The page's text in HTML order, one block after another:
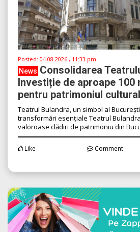
Posted: 04.08.2026 , 11:33 pm
News Consolidarea
Investiție de aproape 100
pentru patrimoniul
Teatrul Bulandra, un simbol al
transformări esențiale Teatrul
valoroase clădiri de patrimoniu din
Like Comment